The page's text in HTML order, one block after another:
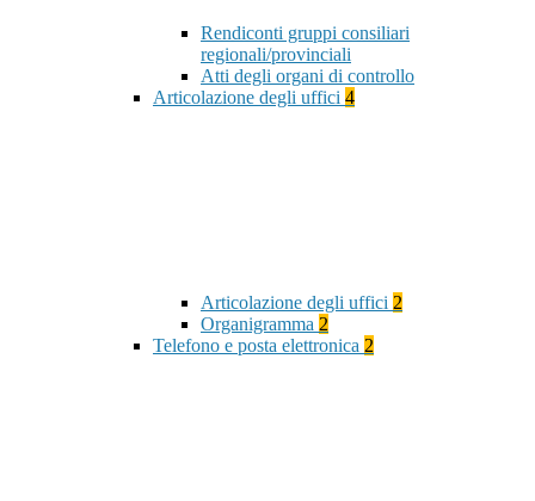
Rendiconti gruppi consiliari
regionali/provinciali
Atti degli organi di controllo
Articolazione degli uffici 4
Articolazione degli uffici 2
Organigramma 2
Telefono e posta elettronica 2